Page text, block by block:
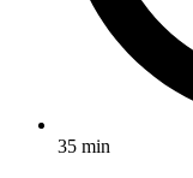
35 min